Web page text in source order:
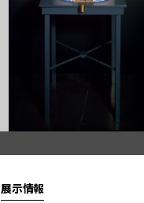
展示情報